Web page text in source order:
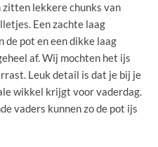
lekkere chunks van
Een zachte laag
de pot en een dikke laag
af. Wij mochten het ijs
Leuk detail is dat je bij je
wikkel krijgt voor vaderdag.
vaders kunnen zo de pot ijs